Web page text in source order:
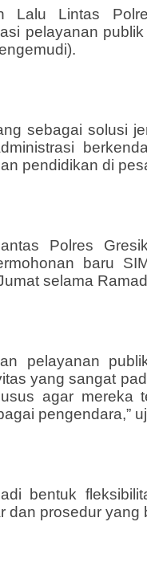
Lalu Lintas
pelayanan
sebagai solusi
pendidikan di
Polres
baru
selama
pelayanan
yang sangat
agar mereka
pengendara,”
bentuk
dan prosedur yang